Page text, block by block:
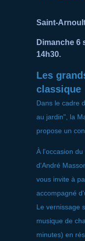
Saint-
Dimanche 6
14h30.
Les
classique
Dans le cadre
au jardin", la
propose un
À l'occasion
d'André
vous invite à
accompagné
Le vernissage
musique de
minutes) en